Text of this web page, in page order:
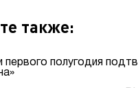
также:
первого полугодия